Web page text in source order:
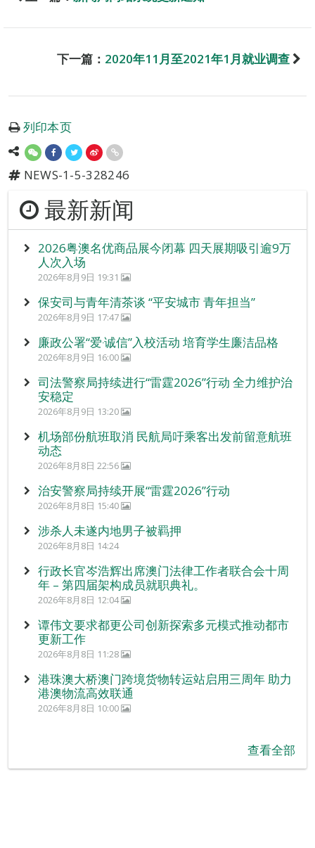
下一篇： 2020年11月至2021年1月就业调查
列印本页
NEWS-1-5-328246
最新新闻
2026粤澳名优商品展今闭幕 四天展期吸引逾9万
人次入场
2026年8月9日 19:31
保安司与青年清茶谈 “平安城市 青年担当”
2026年8月9日 17:47
廉政公署“爱‧诚信”入校活动 培育学生廉洁品格
2026年8月9日 16:00
司法警察局持续进行“雷霆2026”行动 全力维护治
安稳定
2026年8月9日 13:20
机场部份航班取消 民航局吁乘客出发前留意航班
动态
2026年8月8日 22:56
治安警察局持续开展“雷霆2026”行动
2026年8月8日 15:40
涉杀人未遂内地男子被羁押
2026年8月8日 14:24
行政长官岑浩辉出席澳门法律工作者联合会十周
年 – 第四届架构成员就职典礼。
2026年8月8日 12:04
谭伟文要求都更公司创新探索多元模式推动都市
更新工作
2026年8月8日 11:28
港珠澳大桥澳门跨境货物转运站启用三周年 助力
港澳物流高效联通
2026年8月8日 10:00
查看全部